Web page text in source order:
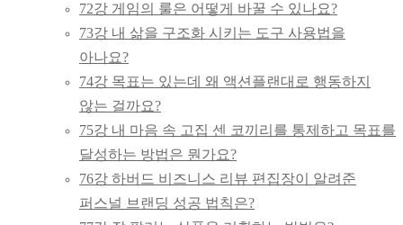
72강 게임의 룰은 어떻게 바꿀 수 있나요?
73강 내 삶을 구조화 시키는 도구 사용법을
아나요?
74강 목표는 있는데 왜 액션플랜대로 행동하지
않는 걸까요?
75강 내 마음 속 고집 센 코끼리를 통제하고 목표를
달성하는 방법은 뭔가요?
76강 하버드 비즈니스 리뷰 편집장이 알려준
퍼스널 브랜딩 성공 법칙은?